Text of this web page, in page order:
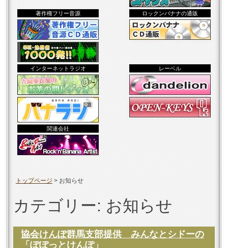
トップページ>お知らせ
カテゴリー:お知らせ
協会けんぽ群馬支部提供 みんなとシドーの
「ぽぽっとけんぽ」
著作権フリー音源 ロックンバナナの通販
インターネットラジオ レーベル
関連会社